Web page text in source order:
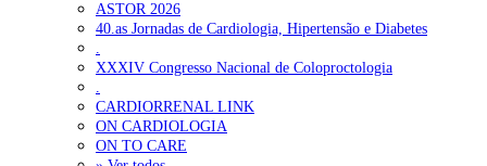
ASTOR 2026
40.as Jornadas de Cardiologia, Hipertensão e Diabetes
.
XXXIV Congresso Nacional de Coloproctologia
.
CARDIORRENAL LINK
ON CARDIOLOGIA
ON TO CARE